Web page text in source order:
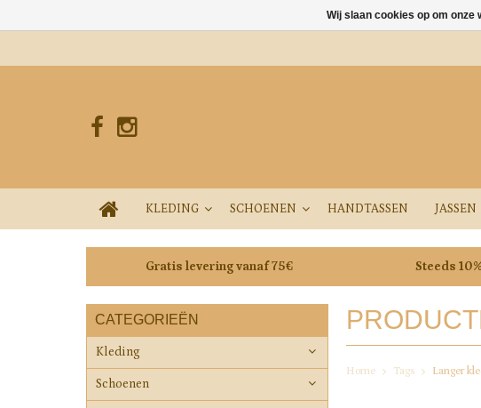
KLEDING SCHOENEN HANDTASSEN JASSEN
Gratis levering vanaf 75€ Steeds
CATEGORIEËN
Kleding
Schoenen
Home Tags Langer
Wij slaan cookies op om